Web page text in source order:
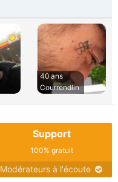
40 ans
Courrendlin
Support
100% gratuit
Modérateurs à l'écoute